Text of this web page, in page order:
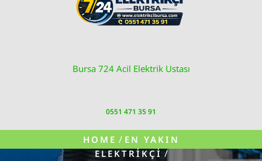
Bursa 724 Acil Elektrik Ustası
0551 471 35 91
HOME / EN YAKIN
ELEKTRIKÇI /